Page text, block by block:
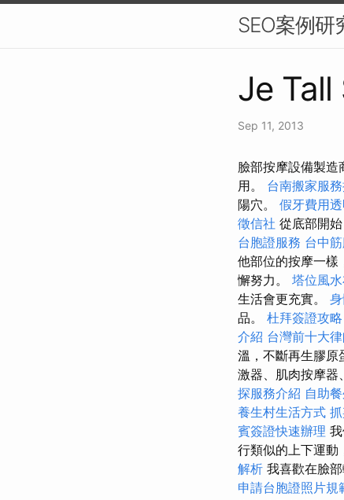
SEO案例研
Je
Sep 11, 2013
臉部按摩設備製
用。 台南搬家服
陽穴。 假牙費用
徵信社 從底部開
台胞證服務 台中
他部位的按摩一樣
懈努力。 塔位風
生活會更充實。
品。 杜拜簽證攻略
介紹 台灣前十大
溫，不斷再生膠原
激器、肌肉按摩
探服務介紹 自助
養生村生活方式
賓簽證快速辦理
行類似的上下運動
解析 我喜歡在臉
申請台胞證照片規